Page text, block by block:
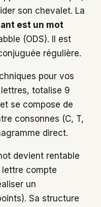
son chevalet. La
est un mot
(ODS). Il est
régulière.
pour vos
totalise 9
se compose de
consonnes (C, T,
direct.
devient rentable
lettre compte
un
Sa structure